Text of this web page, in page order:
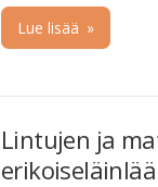
Lue lisää »
Lintujen ja